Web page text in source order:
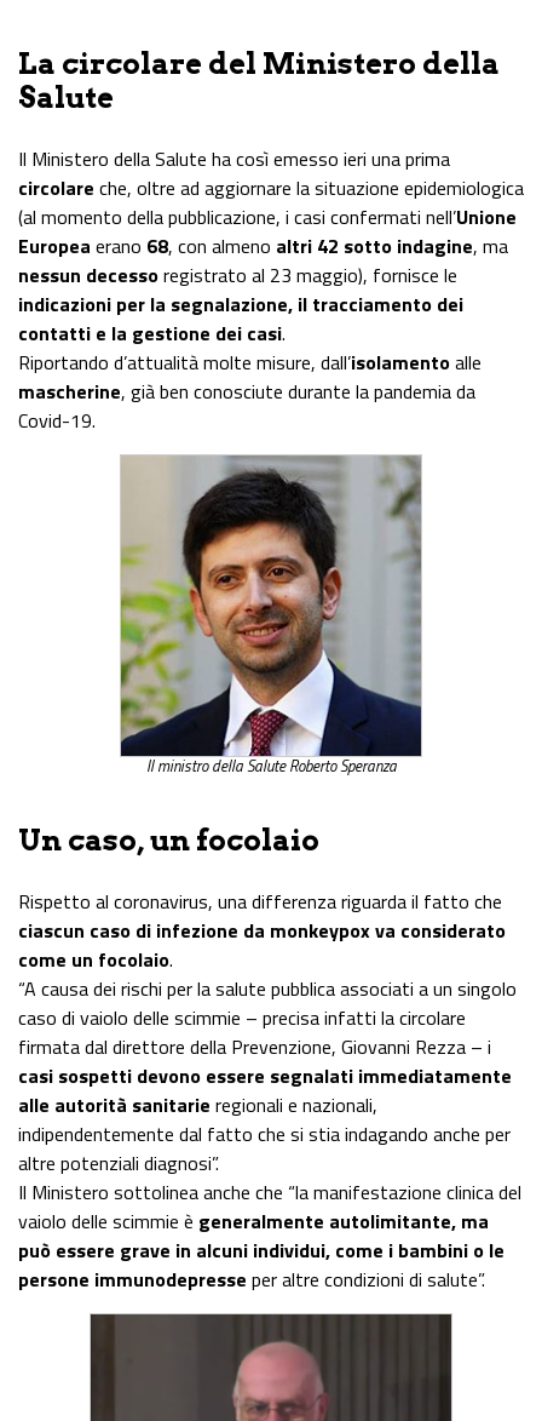
La circolare del Ministero della
Salute
Il Ministero della Salute ha così emesso ieri una prima
circolare che, oltre ad aggiornare la situazione epidemiologica
(al momento della pubblicazione, i casi confermati nell’Unione
Europea erano 68, con almeno altri 42 sotto indagine, ma
nessun decessoregistrato al 23 maggio), fornisce le
indicazioni per la segnalazione, il tracciamento dei
contatti e la gestione dei casi.
Riportando d’attualità molte misure, dall’isolamentoalle
mascherine, già ben conosciute durante la pandemia da
Covid-19.
Il ministro della Salute Roberto Speranza
Un caso, un focolaio
Rispetto al coronavirus, una differenza riguarda il fatto che
ciascun caso di infezione da monkeypox va considerato
come un focolaio.
“A causa dei rischi per la salute pubblica associati a un singolo
caso di vaiolo delle scimmie – precisa infatti la circolare
firmata dal direttore della Prevenzione, Giovanni Rezza – i
casi sospetti devono essere segnalati immediatamente
alle autorità sanitarie regionali e nazionali,
indipendentemente dal fatto che si stia indagando anche per
altre potenziali diagnosi”.
Il Ministero sottolinea anche che “la manifestazione clinica del
vaiolo delle scimmie è generalmente autolimitante, ma
può essere grave in alcuni individui, come i bambini o le
persone immunodepresse per altre condizioni di salute”.